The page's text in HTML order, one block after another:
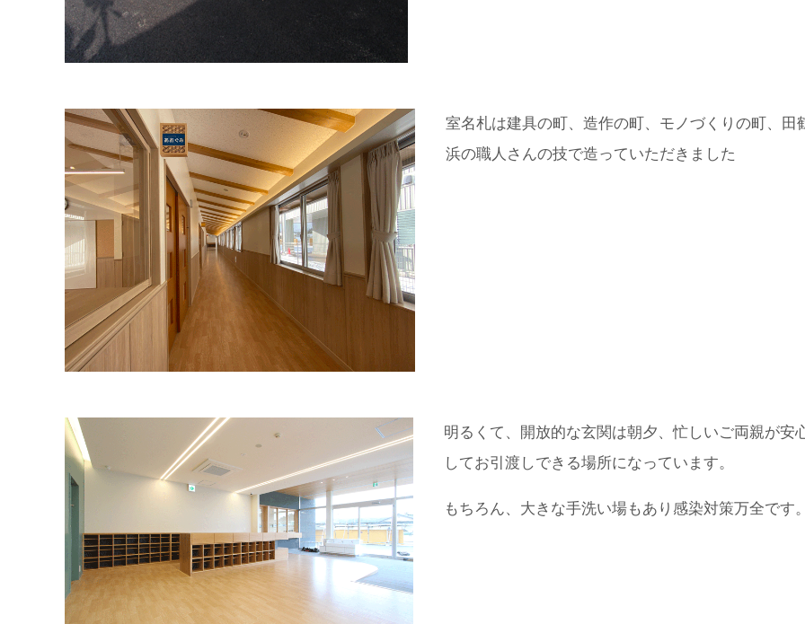
室名札は建具の町、造作の町、モノづくりの町、田
浜の職人さんの技で造っていただきました
明るくて、開放的な玄関は朝夕、忙しいご両親が安
してお引渡しできる場所になっています。
もちろん、大きな手洗い場もあり感染対策万全です。